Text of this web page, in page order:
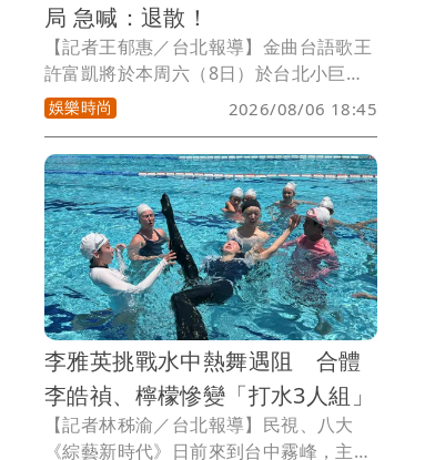
局 急喊：退散！
【記者王郁惠／台北報導】金曲台語歌王
許富凱將於本周六（8日）於台北小巨蛋
舉辦《一五一拾》演唱會，開唱倒數2天
他積極投入最後彩排，同時也緊盯颱風動
向，盼望天氣放晴，向歌迷喊話一起集
氣，笑說：「白海豚退散！」希望8月8日
父親節當天，所有人都能平安進場，共度
難忘回憶。
娛樂時尚 2026/08/06 18:45
李雅英挑戰水中熱舞遇阻 合體
李皓禎、檸檬慘變「打水3人組」
【記者林秭渝／台北報導】民視、八大
《綜藝新時代》日前來到台中霧峰，主持